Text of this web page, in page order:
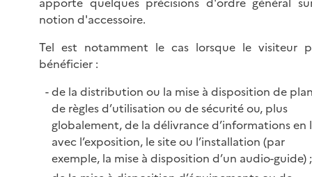
notion d'accessoire.
Tel est notamment le cas lorsque le visiteur
bénéficier :
de la distribution ou la mise à disposition de
de règles d’utilisation ou de sécurité ou, plus
globalement, de la délivrance d’informations en
avec l’exposition, le site ou l’installation (par
exemple, la mise à disposition d’un audio-guide) ;